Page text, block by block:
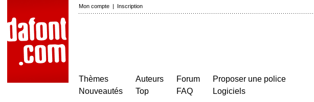
Mon compte | Inscription
Thèmes
Nouveautés
Auteurs
Top
Forum
FAQ
Proposer une police
Logiciels